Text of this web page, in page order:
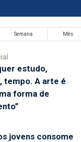
Semana Mês
estudo,
tempo. A arte é
forma de
jovens consome